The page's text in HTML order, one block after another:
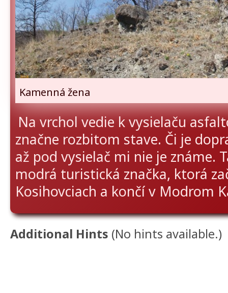
Kamenná žena
Na vrchol vedie k vysielaču
značne rozbitom stave. Či je
až pod vysielač mi nie je známe.
modrá turistická značka, ktorá
Kosihovciach a končí v Modrom
Additional Hints (No hints available.)